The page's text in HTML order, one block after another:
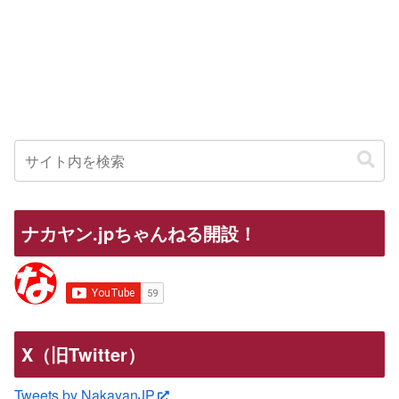
ナカヤン.jpちゃんねる開設！
X（旧Twitter）